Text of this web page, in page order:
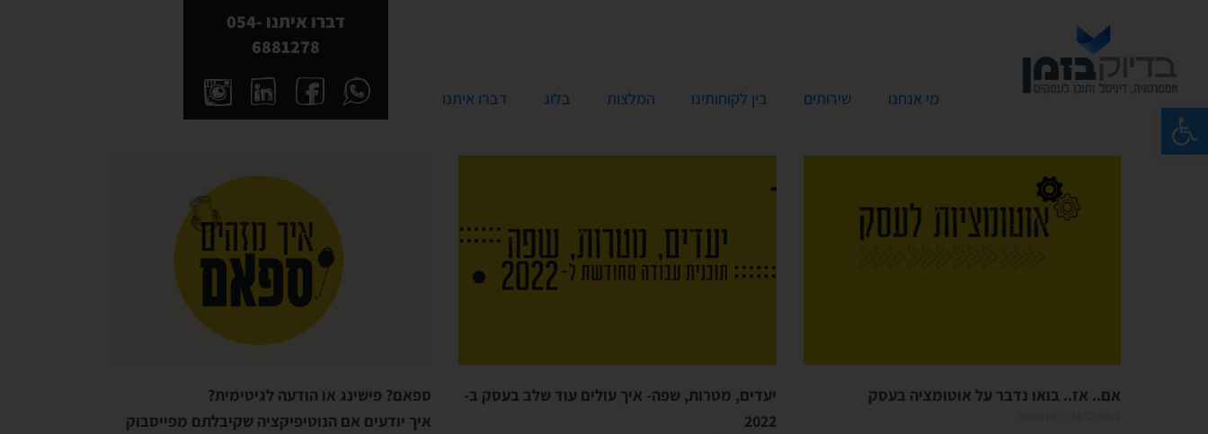
פתח סרגל נגישות מי אנחנו שירותים בין לקוחותינו המלצות בלוג דברו איתנו
דברו איתנו 054-
6881278
אם.. אז.. בואו נדבר על אוטומציה בעסק
יעדים, מטרות, שפה- איך עולים עוד שלב בעסק ב-
2022
ספאם? פישינג או הודעה לגיטימית?
איך יודעים אם הנוטיפיקציה שקיבלתם מפייסבוק